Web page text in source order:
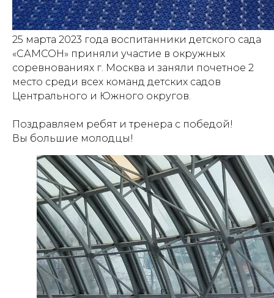
25 марта 2023 года воспитанники детского сада
«САМСОН» приняли участие в окружных
соревнованиях г. Москва и заняли почетное 2
место среди всех команд детских садов
Центрального и Южного округов.
Поздравляем ребят и тренера с победой!
Вы большие молодцы!